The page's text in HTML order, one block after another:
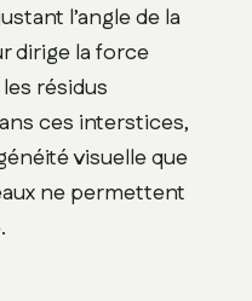
l’angle de la
dirige la force
résidus
ces interstices,
visuelle que
ne permettent